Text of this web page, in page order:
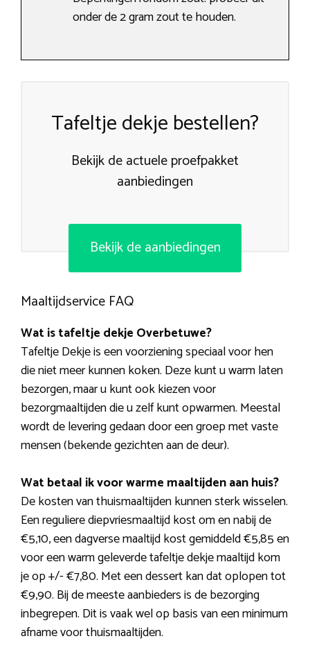
onder de 2 gram zout te houden.
Tafeltje dekje bestellen?
Bekijk de actuele proefpakket
aanbiedingen
Bekijk de aanbiedingen
Maaltijdservice FAQ
Wat is tafeltje dekje Overbetuwe?
Tafeltje Dekje is een voorziening speciaal voor hen
die niet meer kunnen koken. Deze kunt u warm laten
bezorgen, maar u kunt ook kiezen voor
bezorgmaaltijden die u zelf kunt opwarmen. Meestal
wordt de levering gedaan door een groep met vaste
mensen (bekende gezichten aan de deur).
Wat betaal ik voor warme maaltijden aan huis?
De kosten van thuismaaltijden kunnen sterk wisselen.
Een reguliere diepvriesmaaltijd kost om en nabij de
€5,10, een dagverse maaltijd kost gemiddeld €5,85 en
voor een warm geleverde tafeltje dekje maaltijd kom
je op +/- €7,80. Met een dessert kan dat oplopen tot
€9,90. Bij de meeste aanbieders is de bezorging
inbegrepen. Dit is vaak wel op basis van een minimum
afname voor thuismaaltijden.